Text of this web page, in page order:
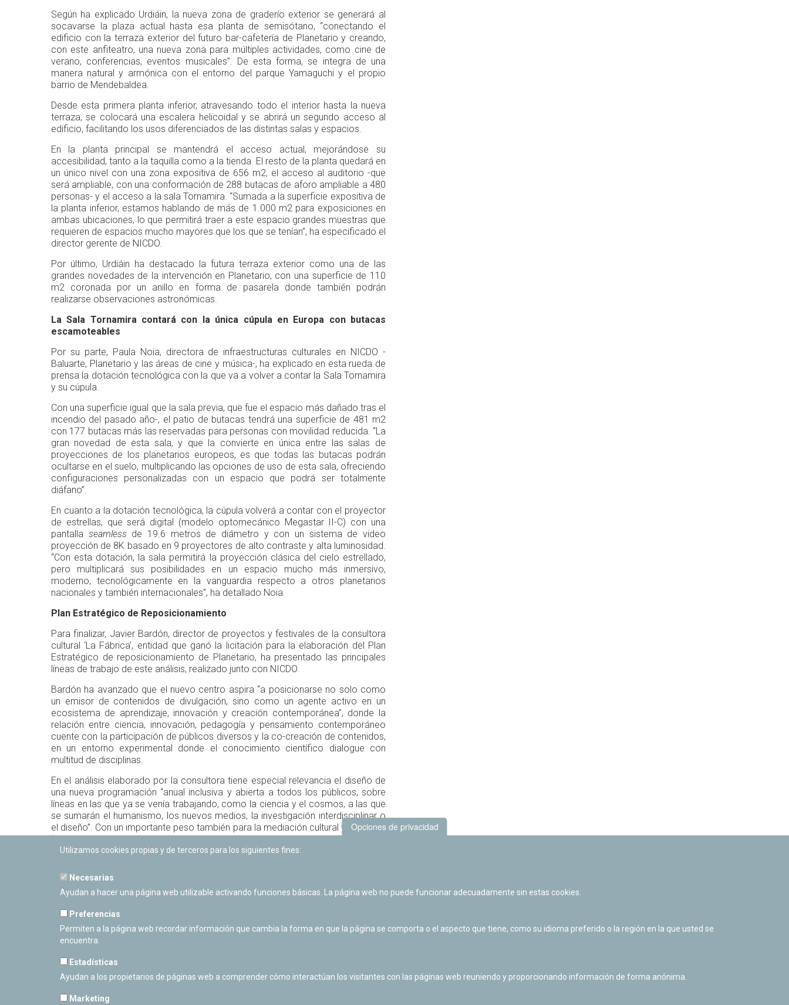
Según ha explicado Urdiáin, la nueva zona de graderío exterior se generará al
socavarse la plaza actual hasta esa planta de semisótano, “conectando el
edificio con la terraza exterior del futuro bar-cafetería de Planetario y creando,
con este anfiteatro, una nueva zona para múltiples actividades, como cine de
verano, conferencias, eventos musicales”. De esta forma, se integra de una
manera natural y armónica con el entorno del parque Yamaguchi y el propio
barrio de Mendebaldea.
Desde esta primera planta inferior, atravesando todo el interior hasta la nueva
terraza, se colocará una escalera helicoidal y se abrirá un segundo acceso al
edificio, facilitando los usos diferenciados de las distintas salas y espacios.
En la planta principal se mantendrá el acceso actual, mejorándose su
accesibilidad, tanto a la taquilla como a la tienda. El resto de la planta quedará en
un único nivel con una zona expositiva de 656 m2, el acceso al auditorio -que
será ampliable, con una conformación de 288 butacas de aforo ampliable a 480
personas- y el acceso a la sala Tornamira. “Sumada a la superficie expositiva de
la planta inferior, estamos hablando de más de 1.000 m2 para exposiciones en
ambas ubicaciones, lo que permitirá traer a este espacio grandes muestras que
requieren de espacios mucho mayores que los que se tenían”, ha especificado el
director gerente de NICDO.
Por último, Urdiáin ha destacado la futura terraza exterior como una de las
grandes novedades de la intervención en Planetario, con una superficie de 110
m2 coronada por un anillo en forma de pasarela donde también podrán
realizarse observaciones astronómicas.
La Sala Tornamira contará con la única cúpula en Europa con butacas
escamoteables
Por su parte, Paula Noia, directora de infraestructuras culturales en NICDO -
Baluarte, Planetario y las áreas de cine y música-, ha explicado en esta rueda de
prensa la dotación tecnológica con la que va a volver a contar la Sala Tornamira
y su cúpula.
Con una superficie igual que la sala previa, que fue el espacio más dañado tras el
incendio del pasado año-, el patio de butacas tendrá una superficie de 481 m2
con 177 butacas más las reservadas para personas con movilidad reducida. “La
gran novedad de esta sala, y que la convierte en única entre las salas de
proyecciones de los planetarios europeos, es que todas las butacas podrán
ocultarse en el suelo, multiplicando las opciones de uso de esta sala, ofreciendo
configuraciones personalizadas con un espacio que podrá ser totalmente
diáfano”.
En cuanto a la dotación tecnológica, la cúpula volverá a contar con el proyector
de estrellas, que será digital (modelo optomecánico Megastar II-C) con una
pantalla seamless de 19.6 metros de diámetro y con un sistema de video
proyección de 8K basado en 9 proyectores de alto contraste y alta luminosidad.
“Con esta dotación, la sala permitirá la proyección clásica del cielo estrellado,
pero multiplicará sus posibilidades en un espacio mucho más inmersivo,
moderno, tecnológicamente en la vanguardia respecto a otros planetarios
nacionales y también internacionales”, ha detallado Noia.
Plan Estratégico de Reposicionamiento
Para finalizar, Javier Bardón, director de proyectos y festivales de la consultora
cultural ‘La Fábrica’, entidad que ganó la licitación para la elaboración del Plan
Estratégico de reposicionamiento de Planetario, ha presentado las principales
líneas de trabajo de este análisis, realizado junto con NICDO.
Bardón ha avanzado que el nuevo centro aspira “a posicionarse no solo como
un emisor de contenidos de divulgación, sino como un agente activo en un
ecosistema de aprendizaje, innovación y creación contemporánea”, donde la
relación entre ciencia, innovación, pedagogía y pensamiento contemporáneo
cuente con la participación de públicos diversos y la co-creación de contenidos,
en un entorno experimental donde el conocimiento científico dialogue con
multitud de disciplinas.
En el análisis elaborado por la consultora tiene especial relevancia el diseño de
una nueva programación “anual inclusiva y abierta a todos los públicos, sobre
líneas en las que ya se venía trabajando, como la ciencia y el cosmos, a las que
se sumarán el humanismo, los nuevos medios, la investigación interdisciplinar o
el diseño”. Con un importante peso también para la mediación cultural y científica
“crucial para asegurar el éxito de la programación y que las visitas a Planetario
sean recurrentes, porque ofrecen experiencias nuevas que de algún modo
La oferta de actividades seguirá manteniendo el programa educativo Escuela de
Estrellas -que ha continuado fuera del Planetario de forma itinerante y enfocada
al próximo eclipse del 12 de agosto-, las proyecciones fulldome y las
observaciones astronómicas, pero con una oferta expositiva ambiciosa en la
que ya se está trabajando para la programación de reapertura del centro,
prevista para el próximo año.
Opciones de privacidad
Utilizamos cookies propias y de terceros para los siguientes fines:
Necesarias
Ayudan a hacer una página web utilizable activando funciones básicas. La página web no puede funcionar adecuadamente sin estas cookies.
Preferencias
Permiten a la página web recordar información que cambia la forma en que la página se comporta o el aspecto que tiene, como su idioma preferido o la región en la que usted se
encuentra.
Estadísticas
Ayudan a los propietarios de páginas web a comprender cómo interactúan los visitantes con las páginas web reuniendo y proporcionando información de forma anónima.
Marketing